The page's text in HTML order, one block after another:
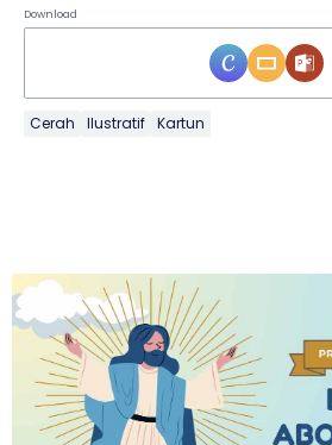
Download
Cerah Ilustratif Kartun